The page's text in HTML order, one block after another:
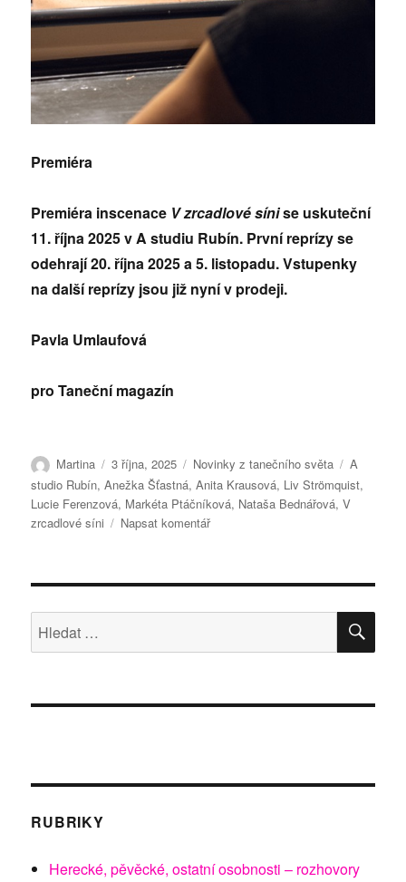
Premiéra
Premiéra inscenace V zrcadlové sínise uskuteční
11. října 2025 v A studiu Rubín. První reprízy se
odehrají 20. října 2025 a 5. listopadu. Vstupenky
na další reprízy jsou již nyní v prodeji.
Pavla Umlaufová
pro Taneční magazín
Autor:
Martina Publikováno:
3 října, 2025 Rubriky:
Novinky z tanečního světa Štítky:
A
studio Rubín,Anežka Šťastná,Anita Krausová, Liv Strömquist,
Lucie Ferenzová, Markéta Ptáčníková, Nataša Bednářová,V
zrcadlové síni
Napsat komentářpro
zrcadlové
Hledat:
RUBRIKY
Herecké, pěvěcké, ostatní osobnosti – rozhovory